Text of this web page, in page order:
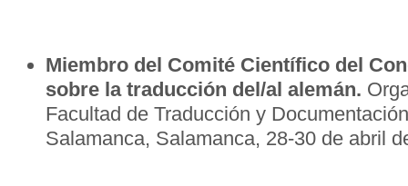
Miembro del Comité Científico del
sobre la traducción del/al alemán.
Facultad de Traducción y
Salamanca, Salamanca, 28-30 de abril